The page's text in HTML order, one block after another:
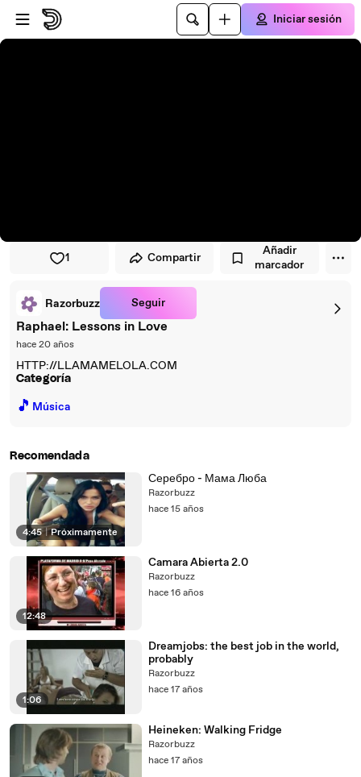
Saltar al reproductor
Saltar al contenido principal
Iniciar sesión
1 Compartir
Añadir
marcador
Razorbuzz Seguir
Raphael: Lessons in Love
hace 20 años
HTTP://LLAMAMELOLA.COM
Categoría
🎵 Música
Recomendada
4:45 | Próximamente
Серебро - Мама Люба
Razorbuzz
hace 15 años
12:48
Camara Abierta 2.0
Razorbuzz
hace 16 años
1:06
Dreamjobs: the best job in the world,
probably
Razorbuzz
hace 17 años
Heineken: Walking Fridge
Razorbuzz
hace 17 años